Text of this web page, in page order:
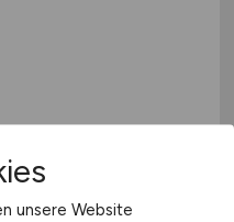
unsere Website